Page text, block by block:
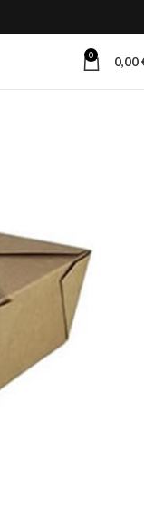
0 0,00